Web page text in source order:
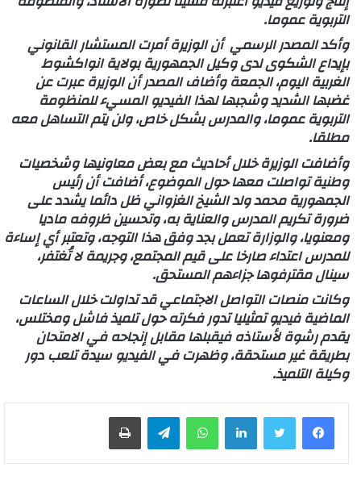
التربوية عموما.
وأكد المصدر الرسمي أن الوزيرة أمرت المستشار القانوني
بإيداع الشكوى لدى وكيل الجمهورية بولاية انواكشوط
الغربية اليوم، الجمعة وأضاف المصدر أن الوزيرة عبرت عن
غضبها الشديد وشجبها لهذا الفيديو المسيء للمنظومة
التربوية عموما، والمدرس بشكل خاص، ولن يتم التساهل معه
مطلقا.
وأضافت الوزيرة خلال أحاديث مع بعض معاونيها وشخصيات
وطنية تواصلت معها حول الموضوع، أضافت أن رئيس
الجمهورية محمد ولد الشيخ الغزواني ظل دائما يشدد على
ضرورة تكريم المدرس والعناية به، وتحسين ظروفه ماديا
ومعنويا، والوزارة تعمل بجد وفق هذا التوجه، وتعتبر أي إساءة
للمدرس اعتداء صارخا على قيم المجتمع، وجريمة لا تُغتفر،
سينال مقترفوها جزاءهم المستحق.
وكانت منصات التواصل الاجتماعي قد تداولت خلال الساعات
الماضية فيديو تمثيليا تدور فكرته حول تلميذ فاشل ومختلس،
يقدم رشوة لأستاذه فيقبلها مقابل إنجاحه في الامتحان
بطريقة غير مستحقة، وظهرت في الفيديو سيدة تلعب دور
وكيلة التلميذ.
لينكدإن واتساب